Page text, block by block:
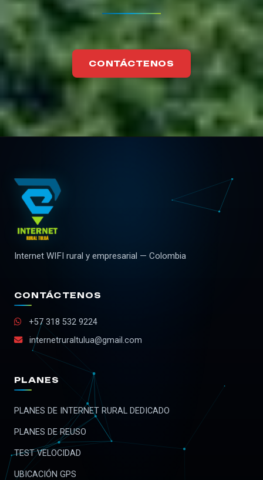
CONTÁCTENOS
Internet WIFI rural y empresarial — Colombia
CONTÁCTENOS
+57 318 532 9224
internetruraltulua@gmail.com
PLANES
PLANES DE INTERNET RURAL DEDICADO
PLANES DE REUSO
TEST VELOCIDAD
UBICACIÓN GPS